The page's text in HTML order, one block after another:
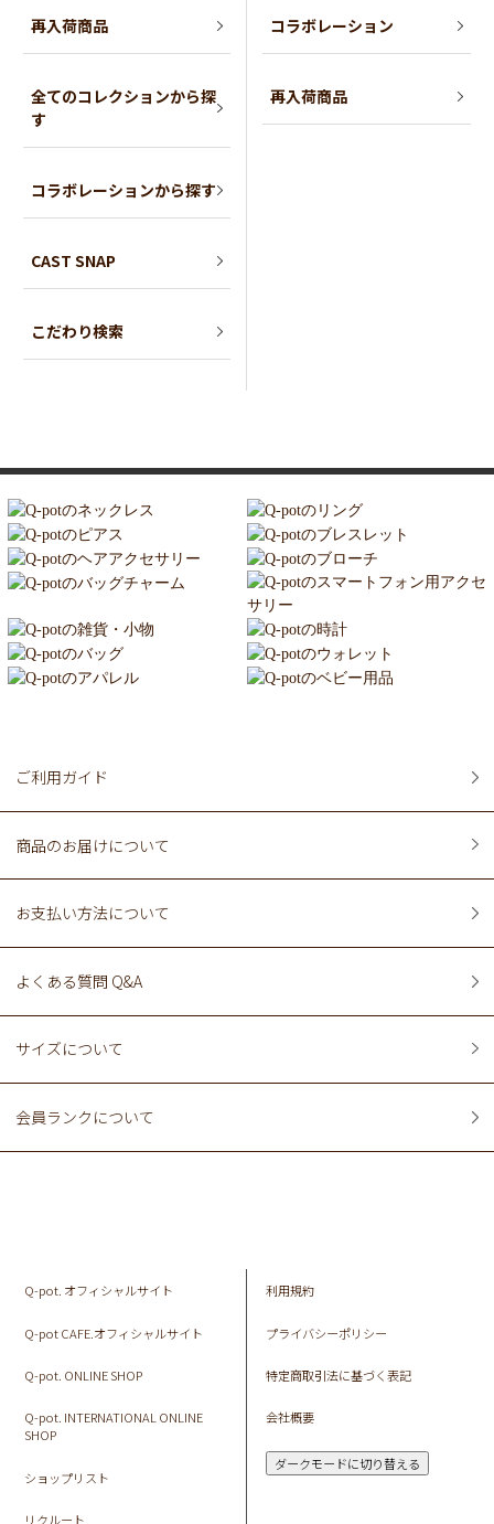
再入荷商品
全てのコレクションから探
す
コラボレーションから探す
CAST SNAP
こだわり検索
コラボレーション
再入荷商品
ご利用ガイド
商品のお届けについて
お支払い方法について
よくある質問 Q&A
サイズについて
会員ランクについて
Q-pot. オフィシャルサイト
Q-pot CAFE.オフィシャルサイト
Q-pot. ONLINE SHOP
Q-pot. INTERNATIONAL ONLINE
SHOP
ショップリスト
リクルート
利用規約
プライバシーポリシー
特定商取引法に基づく表記
会社概要
ダークモードに切り替える